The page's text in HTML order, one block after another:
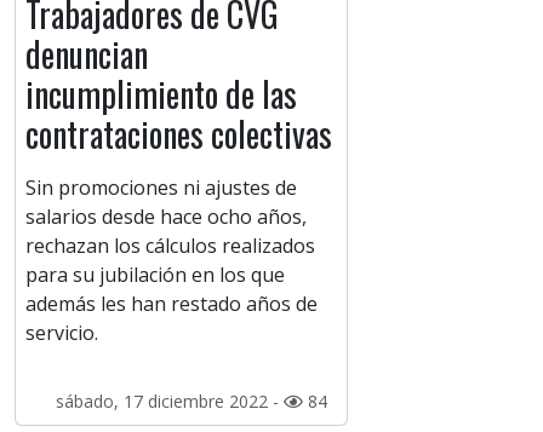
Trabajadores de CVG
denuncian
incumplimiento de las
contrataciones colectivas
Sin promociones ni ajustes de
salarios desde hace ocho años,
rechazan los cálculos realizados
para su jubilación en los que
además les han restado años de
servicio.
sábado, 17 diciembre 2022 - 84